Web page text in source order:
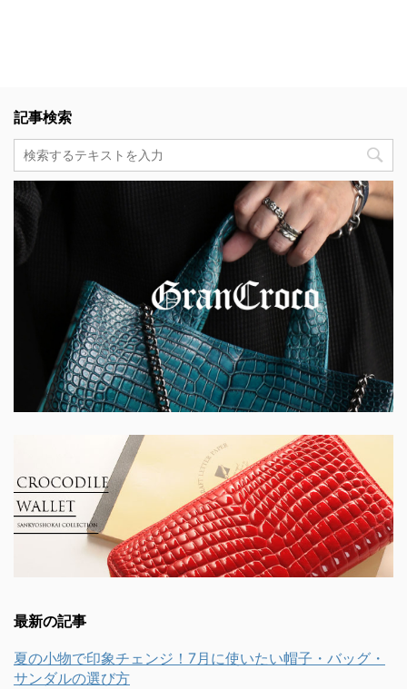
記事検索
最新の記事
夏の小物で印象チェンジ！7月に使いたい帽子・バッグ・
サンダルの選び方